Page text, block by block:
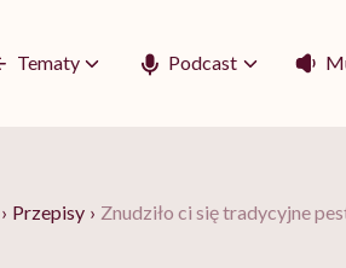
Tematy Podcast
› Przepisy › Znudziło ci się tradycyjne